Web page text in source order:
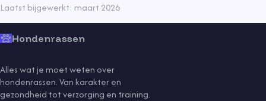
Laatst bijgewerkt: maart 2026
Hondenrassen
Alles wat je moet weten over
hondenrassen. Van karakter en
gezondheid tot verzorging en training.